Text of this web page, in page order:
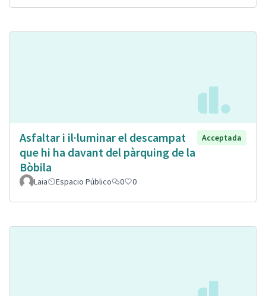
Asfaltar i il·luminar el descampat
que hi ha davant del pàrquing de la
Bòbila
Acceptada
Laia Espacio Público 0 0